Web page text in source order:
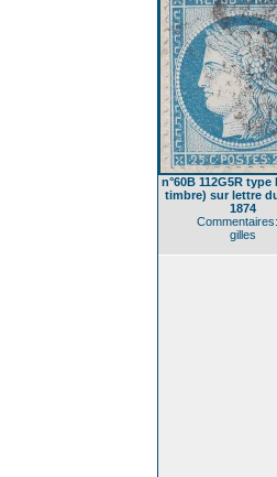
n°60B 112G5R type
timbre) sur lettre
1874
gilles